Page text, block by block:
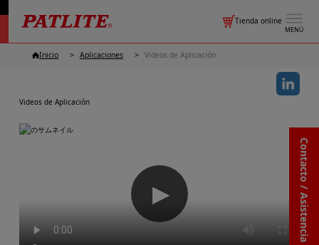
MENÚ
Tienda online
Contacto / Asistencia
Inicio Aplicaciones Videos de Aplicación
Videos de Aplicación
▶